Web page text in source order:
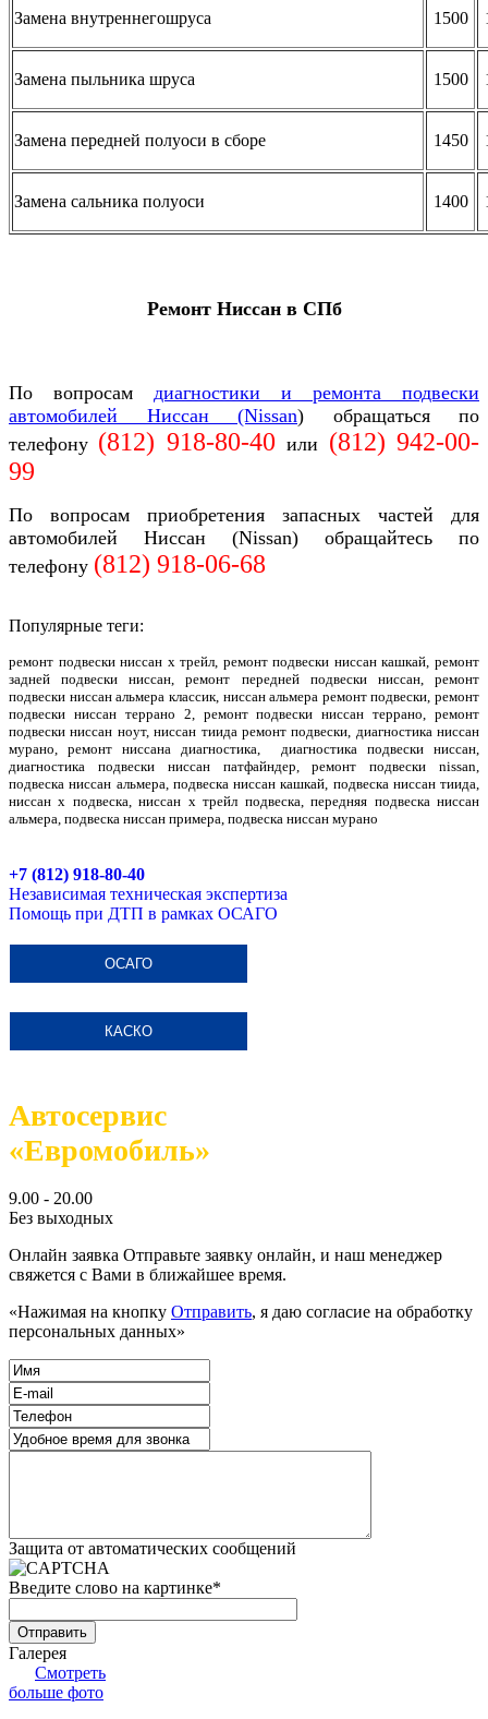
Замена внутреннегошруса 1500
Замена пыльника шруса 1500
Замена передней полуоси в сборе 1450
Замена сальника полуоси 1400
Ремонт Ниссан в СПб
По вопросам диагностики и ремонта подвески
автомобилей Ниссан (Nissan) обращаться по
телефону (812) 918-80-40 или (812)942-00-
99
По вопросам приобретения запасных частей для
автомобилей Ниссан (Nissan) обращайтесь
по
телефону (812) 918-06-68
Популярные теги:
ремонт подвески ниссан х трейл, ремонт подвески ниссан кашкай, ремонт
задней подвески ниссан, ремонт передней подвески ниссан, ремонт
подвески ниссан альмера классик, ниссан альмера ремонт подвески, ремонт
подвески ниссан террано 2, ремонт подвески ниссан террано, ремонт
подвески ниссан ноут, ниссан тиида ремонт подвески, диагностика ниссан
мурано, ремонт ниссана диагностика, диагностика подвески ниссан,
диагностика подвески ниссан патфайндер, ремонт подвески nissan,
подвеска ниссан альмера, подвеска ниссан кашкай, подвеска ниссан тиида,
ниссан х подвеска, ниссан х трейл подвеска, передняя подвеска ниссан
альмера, подвеска ниссан примера, подвеска ниссан мурано
+7 (812) 918-80-40
Независимая техническая экспертиза
Помощь при ДТП в рамках ОСАГО
ОСАГО
КАСКО
Автосервис
«Евромобиль»
9.00 - 20.00
Без выходных
Онлайн заявка Отправьте заявку онлайн, и наш менеджер
свяжется с Вами в ближайшее время.
«Нажимая на кнопку Отправить, я даю согласие на обработку
персональных данных»
Защита от автоматических сообщений
Введите слово на картинке*
Галерея
Смотреть
больше фото